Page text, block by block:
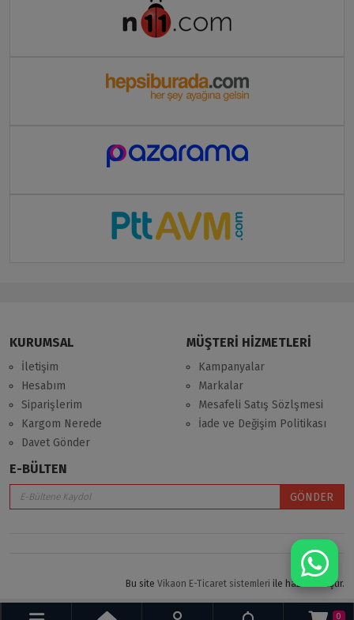
KURUMSAL
İletişim
Hesabım
Siparişlerim
Kargom Nerede
Davet Gönder
MÜŞTERİ HİZMETLERİ
Kampanyalar
Markalar
Mesafeli Satış Sözlşmesi
İade ve Değişim Politikası
E-BÜLTEN
GÖNDER
Bu site Vikaon E-Ticaret sistemleri ile hazırlanmıştır.
0